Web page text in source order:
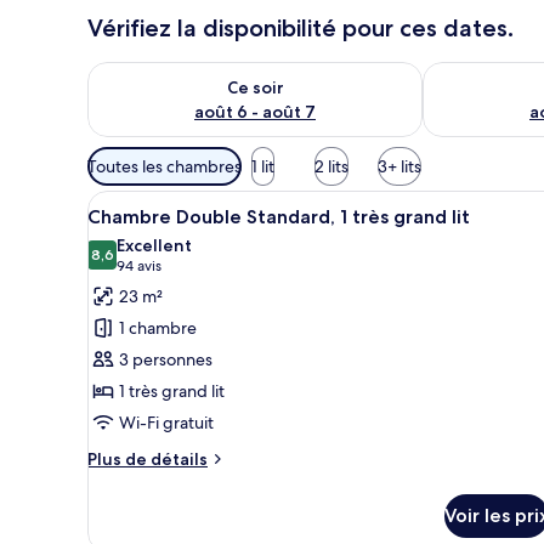
Vérifiez la disponibilité pour ces dates.
Ce soir
août 6 - août 7
Vérifier la disponibilité pour ce soir août 6 - août 7
Vérifier la
Filtres
disponibles
pour
les
chambres
Toutes les chambres 1 lit 2 lits 3+ lits
Afficher
toutes
les
photos
pour
ce
type
de
chambre :
Chambre
1
Une chambre d’hôtel avec
4
Chambre Double Standard, 1 très grand lit
8,68,6 sur 10
Excellent
94 avis
(94 avis)
23 m²
1 chambre
3 personnes
1 très grand lit
Wi-Fi gratuit
Plus de détails
Plus
Voir les